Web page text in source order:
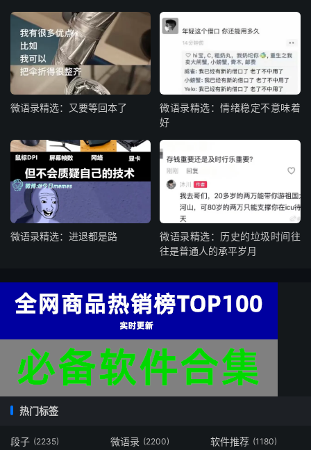
微语录精选：又要等回本了
微语录精选：情绪稳定不意味着
好
微语录精选：进退都是路
微语录精选：历史的垃圾时间往
往是普通人的承平岁月
热门标签
段子 (2235) 微语录 (2200) 软件推荐 (1180)